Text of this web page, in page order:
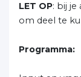
LET OP: bij
om deel te
Programma: